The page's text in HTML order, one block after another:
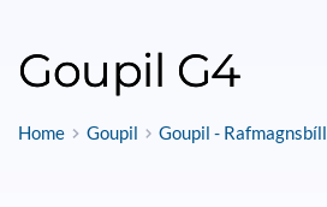
Goupil G4
Home Goupil Goupil - Rafmagnsbíll